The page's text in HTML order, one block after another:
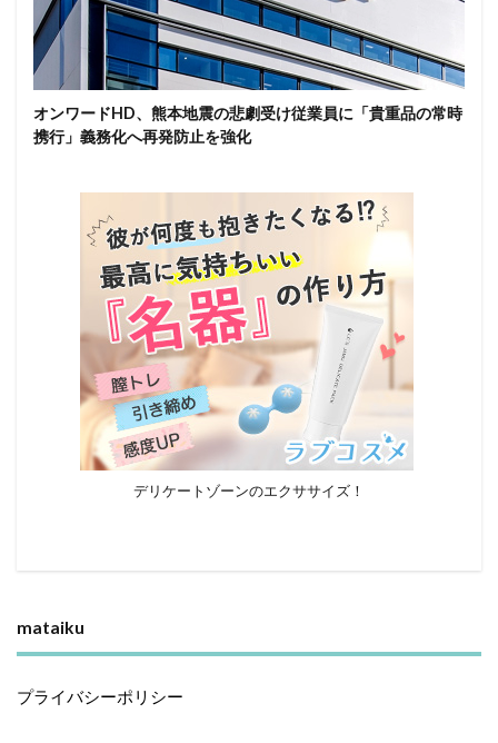
オンワードHD、熊本地震の悲劇受け従業員に「貴重品の常時
携行」義務化へ再発防止を強化
デリケートゾーンのエクササイズ！
mataiku
プライバシーポリシー